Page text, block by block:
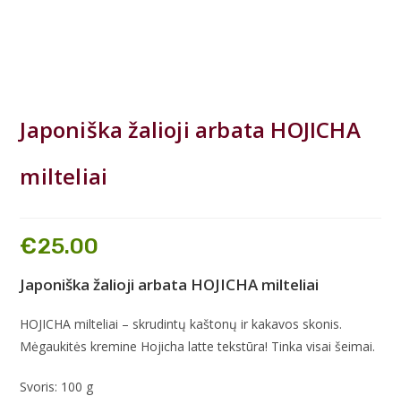
Japoniška žalioji arbata HOJICHA
milteliai
€25.00
Japoniška žalioji arbata HOJICHA milteliai
HOJICHA milteliai – skrudintų kaštonų ir kakavos skonis.
Mėgaukitės kremine Hojicha latte tekstūra! Tinka visai šeimai.
Svoris: 100 g